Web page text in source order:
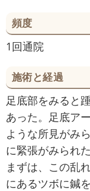
頻度
1回通院
施術と経過
足底部をみると
あった。足底ア
ような所見がみ
に緊張がみられた
まずは、この乱
にあるツボに鍼を